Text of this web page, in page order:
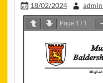
18/02/2024
Page 1 / 1